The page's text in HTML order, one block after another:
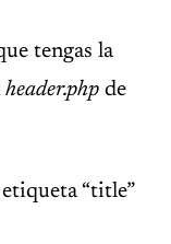
tengas la
header.php de
“title”